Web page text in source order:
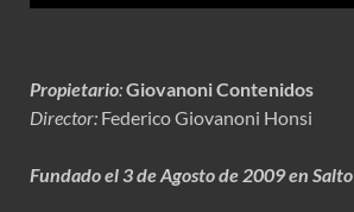
Propietario:Giovanoni Contenidos
Director: Federico Giovanoni Honsi
Fundado el 3 de Agosto de 2009 en Salto